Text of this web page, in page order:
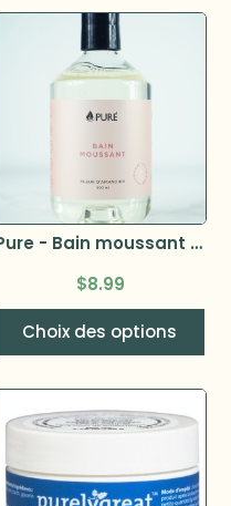
Pure - Bain moussant 500 ml
$8.99
Choix des options